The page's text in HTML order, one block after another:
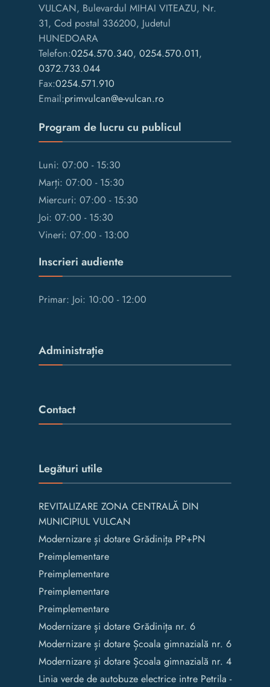
VULCAN, Bulevardul MIHAI VITEAZU, Nr.
31, Cod postal 336200, Judetul
HUNEDOARA
Telefon:0254.570.340, 0254.570.011,
0372.733.044
Fax:0254.571.910
Email:primvulcan@e-vulcan.ro
Program de lucru cu publicul
Luni: 07:00 - 15:30
Marți: 07:00 - 15:30
Miercuri: 07:00 - 15:30
Joi: 07:00 - 15:30
Vineri: 07:00 - 13:00
Inscrieri audiente
Primar: Joi: 10:00 - 12:00
Administrație
Contact
Legături utile
REVITALIZARE ZONA CENTRALĂ DIN
MUNICIPIUL VULCAN
Modernizare și dotare Grădinița PP+PN
Preimplementare
Preimplementare
Preimplementare
Preimplementare
Modernizare și dotare Grădinița nr. 6
Modernizare și dotare Școala gimnazială nr. 6
Modernizare și dotare Școala gimnazială nr. 4
Linia verde de autobuze electrice intre Petrila -